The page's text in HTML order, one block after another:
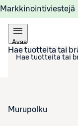
Markkinointiviestejä
Avaa
valikko
Hae tuotteita tai
Murupolku